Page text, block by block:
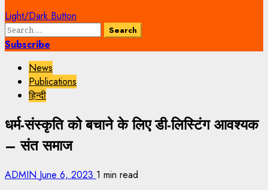
Light/Dark Button
Search
for:
Subscribe
News
Publications
हिन्दी
धर्म-संस्कृति को बचाने के लिए डी-लिस्टिंग आवश्यक
– संत समाज
ADMIN June 6, 2023 1 min read